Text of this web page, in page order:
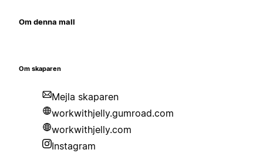
Om denna mall
Om skaparen
Mejla skaparen
workwithjelly.gumroad.com
workwithjelly.com
Instagram